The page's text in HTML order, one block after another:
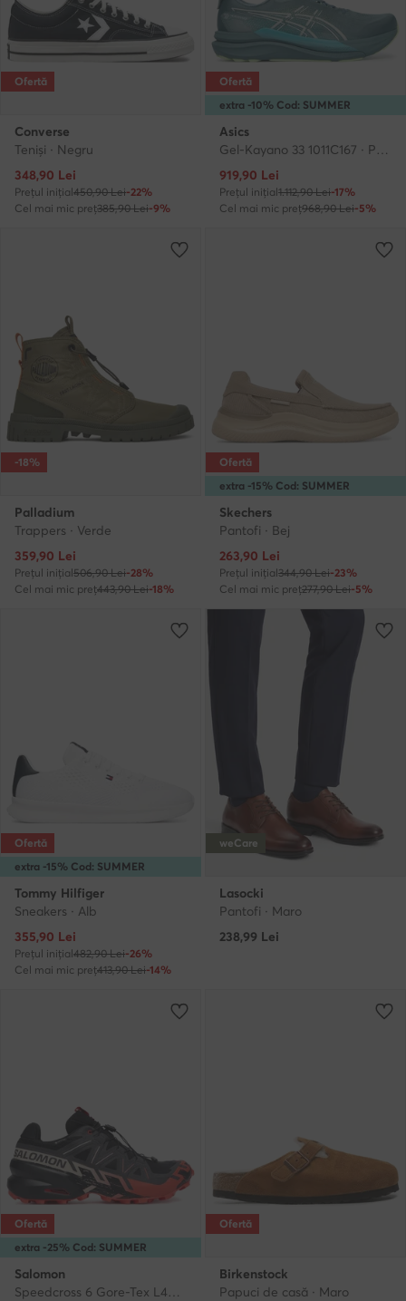
Ofertă
Converse
Teniși · Negru
Prețul actual
348,90 Lei
Prețul inițial450,90 Lei-22%
Cel mai mic preț385,90 Lei-9%
extra -10% Cod: SUMMER
Ofertă
Asics
Gel-Kayano 33 1011C167 · Pantofi pentru alergare
Prețul actual
919,90 Lei
Prețul inițial1.112,90 Lei-17%
Cel mai mic preț968,90 Lei-5%
-18%
Palladium
Trappers · Verde
Prețul actual
359,90 Lei
Prețul inițial506,90 Lei-28%
Cel mai mic preț443,90 Lei-18%
extra -15% Cod: SUMMER
Ofertă
Skechers
Pantofi · Bej
Prețul actual
263,90 Lei
Prețul inițial344,90 Lei-23%
Cel mai mic preț277,90 Lei-5%
extra -15% Cod: SUMMER
Ofertă
Tommy Hilfiger
Sneakers · Alb
Prețul actual
355,90 Lei
Prețul inițial482,90 Lei-26%
Cel mai mic preț413,90 Lei-14%
weCare
Lasocki
Pantofi · Maro
238,99 Lei
extra -25% Cod: SUMMER
Ofertă
Salomon
Speedcross 6 Gore-Tex L49226000 · Pantofi pentru alergare
Ofertă
Birkenstock
Papuci de casă · Maro